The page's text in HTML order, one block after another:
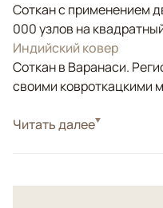
Соткан с применением
000 узлов на
Индийский ковер
Соткан в Варанаси.
своими ковроткацкими
СтильКлассические
УзорыРастительный
Читать далее